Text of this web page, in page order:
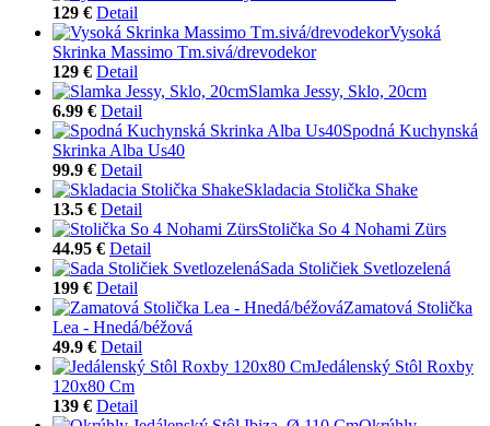
129 € Detail
Vysoká
Skrinka Massimo Tm.sivá/drevodekor
129 € Detail
Slamka Jessy, Sklo, 20cm
6.99 € Detail
Spodná Kuchynská
Skrinka Alba Us40
99.9 € Detail
Skladacia Stolička Shake
13.5 € Detail
Stolička So 4 Nohami Zürs
44.95 € Detail
Sada Stoličiek Svetlozelená
199 € Detail
Zamatová Stolička
Lea - Hnedá/béžová
49.9 € Detail
Jedálenský Stôl Roxby
120x80 Cm
139 € Detail